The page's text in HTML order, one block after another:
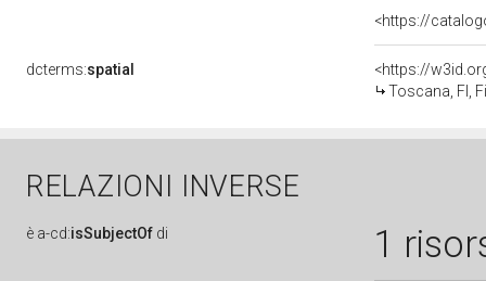
<https://
dcterms:spatial
<https://
Toscana, FI,
RELAZIONI INVERSE
è a-cd:isSubjectOf di 1